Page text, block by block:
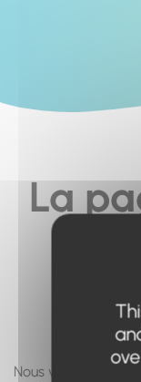
La
Nous vous invitons